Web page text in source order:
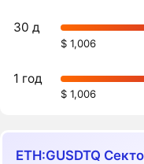
30 д
$ 1,006
1 год
$ 1,006
ETH:GUSDTQ